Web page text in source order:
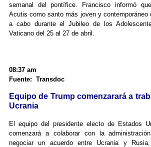
semanal del pontífice. Francisco informó
Acutis como santo más joven y contemporáneo
a cabo durante el Jubileo de los
Vaticano del 25 al 27 de abril.
08:37 am
Fuente: Transdoc
Equipo de Trump comenzarará a
Ucrania
El equipo del presidente electo de Estados
comenzará a colaborar con la
negociar un acuerdo entre Ucrania y